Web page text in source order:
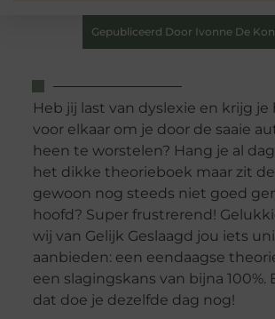
Gepubliceerd Door Ivonne De
Heb jij last van dyslexie en krijg
voor elkaar om je door de saaie
heen te worstelen? Hang je al
het dikke theorieboek maar zit
gewoon nog steeds niet goed
hoofd? Super frustrerend!
wij van Gelijk Geslaagd jou iets
aanbieden: een eendaagse
een slagingskans van bijna 100%.
dat doe je dezelfde dag nog!